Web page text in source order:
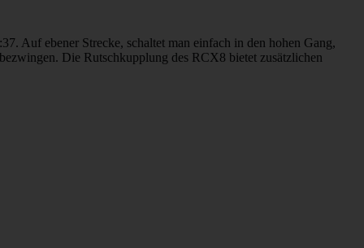
Auf ebener Strecke, schaltet man einfach in den hohen Gang,
Die Rutschkupplung des RCX8 bietet zusätzlichen